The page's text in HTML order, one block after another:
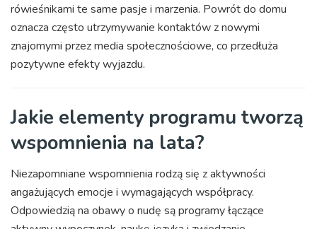
rówieśnikami te same pasje i marzenia. Powrót do domu
oznacza często utrzymywanie kontaktów z nowymi
znajomymi przez media społecznościowe, co przedłuża
pozytywne efekty wyjazdu.
Jakie elementy programu tworzą
wspomnienia na lata?
Niezapomniane wspomnienia rodzą się z aktywności
angażujących emocje i wymagających współpracy.
Odpowiedzią na obawy o nudę są programy łączące